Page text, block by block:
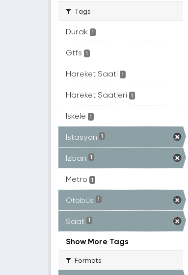
Tags
Durak 1
Gtfs 1
Hareket Saati 1
Hareket Saatleri 1
Iskele 1
Istasyon 1
Izban 1
Metro 1
Otobüs 1
Saat 1
Show More Tags
Formats